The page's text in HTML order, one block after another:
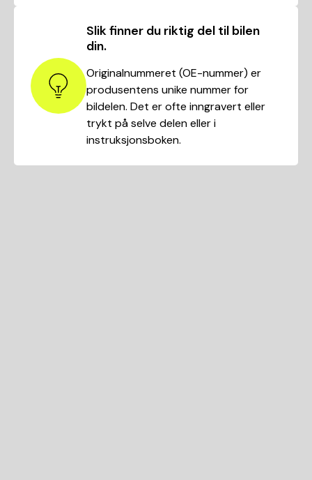
Slik finner du riktig del til bilen
din.
Originalnummeret (OE-nummer) er
produsentens unike nummer for
bildelen. Det er ofte inngravert eller
trykt på selve delen eller i
instruksjonsboken.